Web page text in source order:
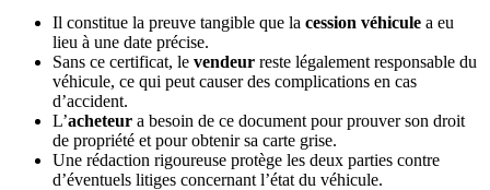
Il constitue la preuve tangible que la cession véhicule a eu
lieu à une date précise.
Sans ce certificat, le vendeur reste légalement responsable du
véhicule, ce qui peut causer des complications en cas
d’accident.
L’acheteur a besoin de ce document pour prouver son droit
de propriété et pour obtenir sa carte grise.
Une rédaction rigoureuse protège les deux parties contre
d’éventuels litiges concernant l’état du véhicule.